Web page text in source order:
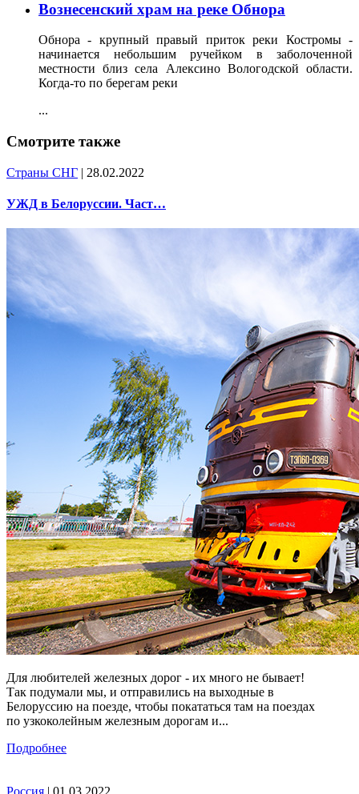
Вознесенский храм на реке Обнора
Обнора - крупный правый приток реки Костромы -
начинается небольшим ручейком в заболоченной
местности близ села Алексино Вологодской области.
Когда-то по берегам реки
...
Смотрите также
Страны СНГ | 28.02.2022
УЖД в Белоруссии. Част…
Для любителей железных дорог - их много не бывает!
Так подумали мы, и отправились на выходные в
Белоруссию на поезде, чтобы покататься там на поездах
по узкоколейным железным дорогам и...
Подробнее